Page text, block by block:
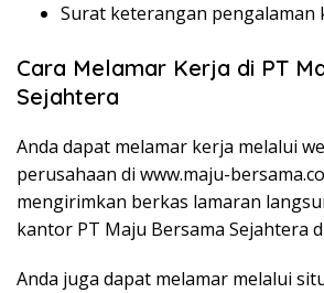
Surat keterangan pengalaman
Cara Melamar Kerja di PT
Sejahtera
Anda dapat melamar kerja melalui
perusahaan di www.maju-
mengirimkan berkas lamaran
kantor PT Maju Bersama Sejahtera
Anda juga dapat melamar melalui